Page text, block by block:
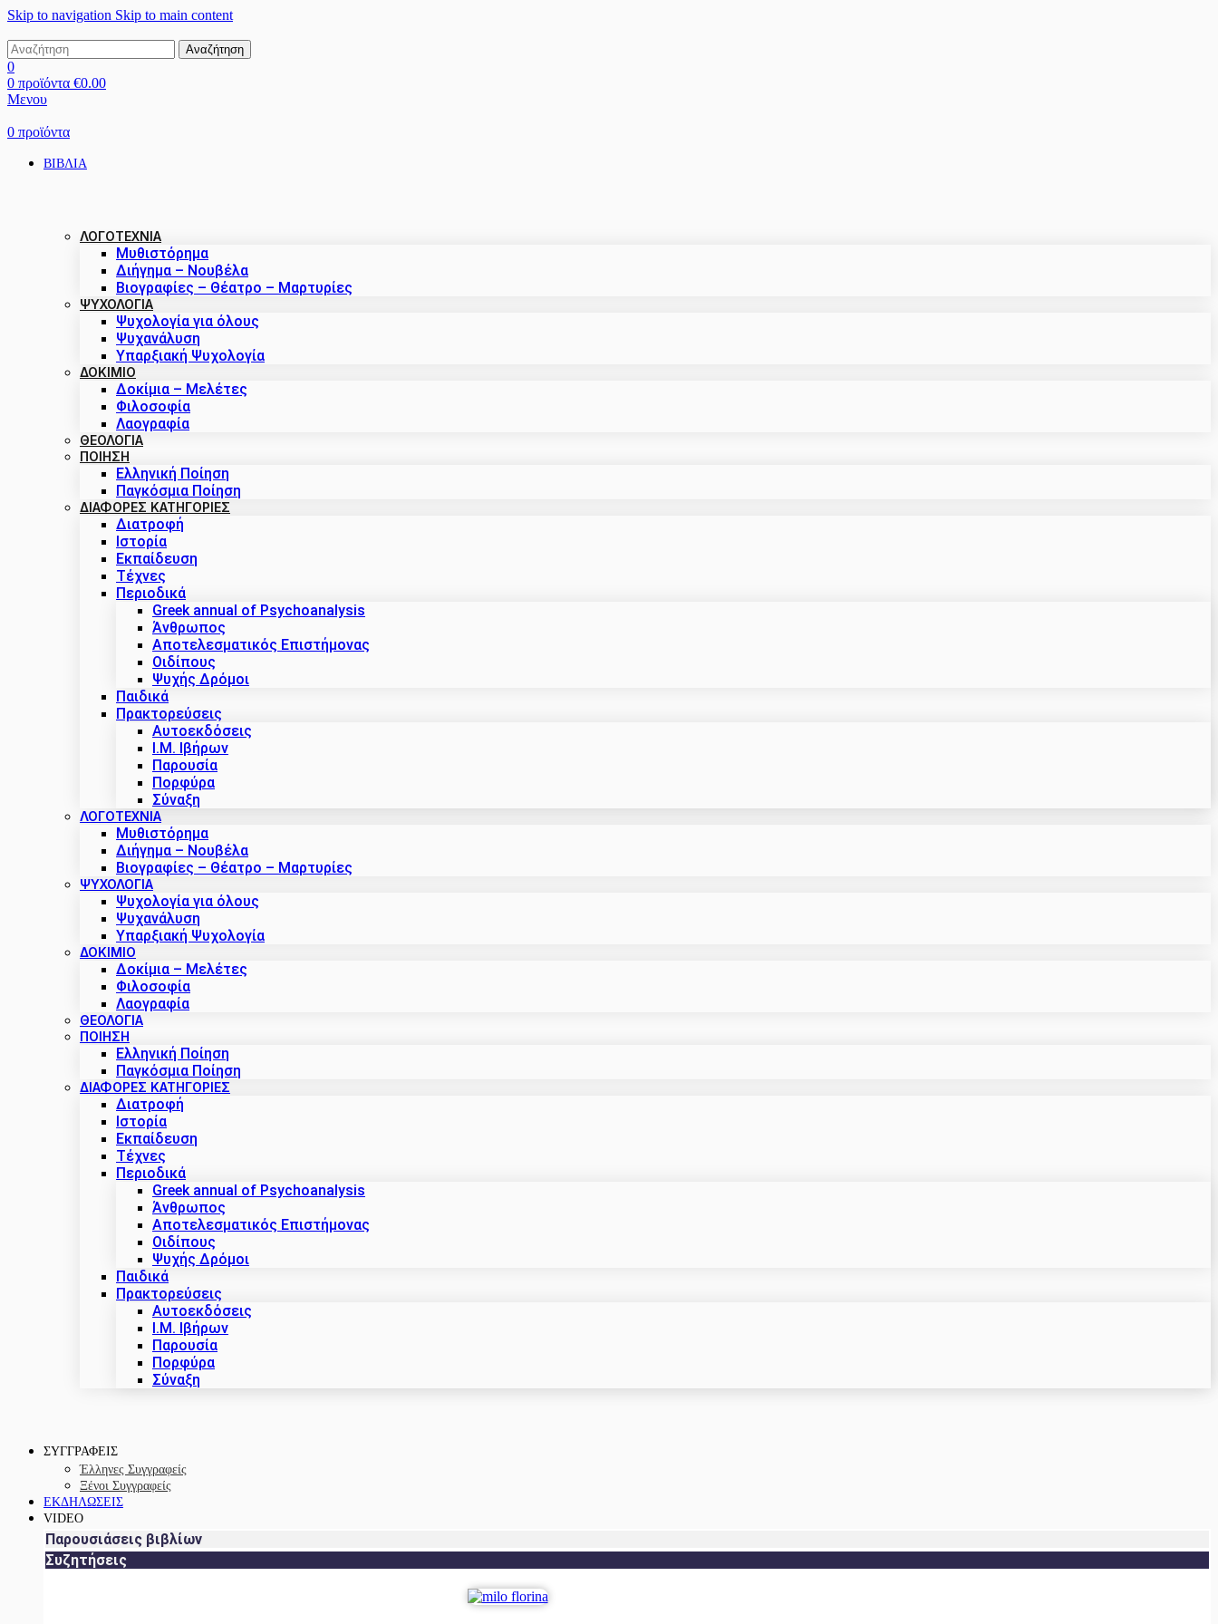
Skip to navigation Skip to main content
Αναζήτηση
0
0 προϊόντα €0.00
Μενου
0 προϊόντα
ΒΙΒΛΙΑ
ΛΟΓΟΤΕΧΝΙΑ
Μυθιστόρημα
Διήγημα – Νουβέλα
Βιογραφίες – Θέατρο – Μαρτυρίες
ΨΥΧΟΛΟΓΙΑ
Ψυχολογία για όλους
Ψυχανάλυση
Υπαρξιακή Ψυχολογία
ΔΟΚΊΜΙΟ
Δοκίμια – Μελέτες
Φιλοσοφία
Λαογραφία
ΘΕΟΛΟΓΙΑ
ΠΟΙΗΣΗ
Ελληνική Ποίηση
Παγκόσμια Ποίηση
ΔΙΑΦΟΡΕΣ ΚΑΤΗΓΟΡΙΕΣ
Διατροφή
Ιστορία
Εκπαίδευση
Τέχνες
Περιοδικά
Greek annual of Psychoanalysis
Άνθρωπος
Αποτελεσματικός Επιστήμονας
Οιδίπους
Ψυχής Δρόμοι
Παιδικά
Πρακτoρεύσεις
Αυτοεκδόσεις
Ι.Μ. Ιβήρων
Παρουσία
Πορφύρα
Σύναξη
ΛΟΓΟΤΕΧΝΙΑ
Μυθιστόρημα
Διήγημα – Νουβέλα
Βιογραφίες – Θέατρο – Μαρτυρίες
ΨΥΧΟΛΟΓΙΑ
Ψυχολογία για όλους
Ψυχανάλυση
Υπαρξιακή Ψυχολογία
ΔΟΚΊΜΙΟ
Δοκίμια – Μελέτες
Φιλοσοφία
Λαογραφία
ΘΕΟΛΟΓΙΑ
ΠΟΙΗΣΗ
Ελληνική Ποίηση
Παγκόσμια Ποίηση
ΔΙΑΦΟΡΕΣ ΚΑΤΗΓΟΡΙΕΣ
Διατροφή
Ιστορία
Εκπαίδευση
Τέχνες
Περιοδικά
Greek annual of Psychoanalysis
Άνθρωπος
Αποτελεσματικός Επιστήμονας
Οιδίπους
Ψυχής Δρόμοι
Παιδικά
Πρακτoρεύσεις
Αυτοεκδόσεις
Ι.Μ. Ιβήρων
Παρουσία
Πορφύρα
Σύναξη
ΣΥΓΓΡΑΦΕΙΣ
Έλληνες Συγγραφείς
Ξένοι Συγγραφείς
ΕΚΔΗΛΩΣΕΙΣ
VIDEO
Παρουσιάσεις βιβλίων
Συζητήσεις